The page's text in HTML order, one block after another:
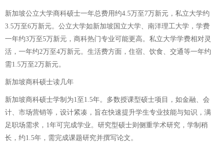
新加坡公立大学商科硕士一年总费用约4.5万至7万新元，私立大学约
3.5万至6万新元。公立大学如新加坡国立大学、南洋理工大学，学费
一年约3万至5万新元，商科热门专业可能更高。私立大学学费相对灵
活，一年约2万至4万新元。生活费方面，住宿、饮食、交通等一年约
需1.5万至2万新元。
新加坡商科硕士读几年
新加坡商科硕士学制为1至1.5年。多数授课型硕士项目，如金融、会
计、市场营销等，设计紧凑，旨在快速提升学生专业技能与知识，满
足职场需求，1年可完成学业。研究型硕士则侧重学术研究，学制稍
长，约1.5年，需完成课题研究并撰写论文。